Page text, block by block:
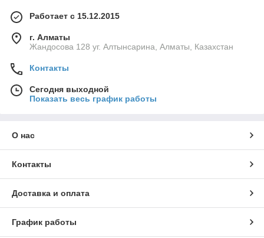
Работает с 15.12.2015
г. Алматы
Жандосова 128 уг. Алтынсарина, Алматы, Казахстан
Контакты
Сегодня выходной
Показать весь график работы
О нас
Контакты
Доставка и оплата
График работы